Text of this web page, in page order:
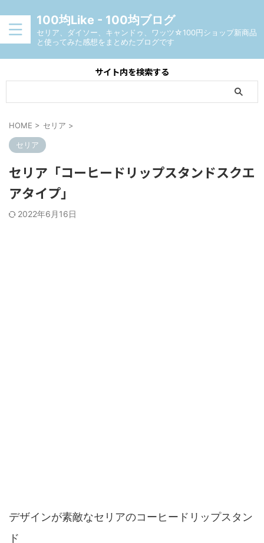
100均Like - 100均ブログ
セリア、ダイソー、キャンドゥ、ワッツ☆100円ショップ新商品
と使ってみた感想をまとめたブログです
サイト内を検索する
HOME > セリア >
セリア
セリア「コーヒードリップスタンドスクエ
アタイプ」
2022年6月16日
デザインが素敵なセリアのコーヒードリップスタン
ド